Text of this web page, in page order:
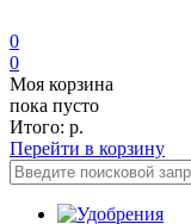
0
0
Моя корзина
пока пусто
Итого: р.
Перейти в корзину